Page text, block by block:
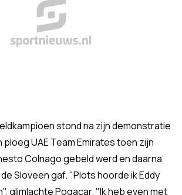
stond na zijn demonstratie
ploeg UAE Team Emirates toen zijn
Colnago gebeld werd en daarna
Sloveen gaf. "Plots hoorde ik Eddy
glimlachte Pogacar. "Ik heb even met